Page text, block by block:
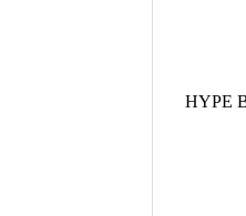
HYPE